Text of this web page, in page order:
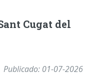
Cugat del
Publicado: 01-07-2026